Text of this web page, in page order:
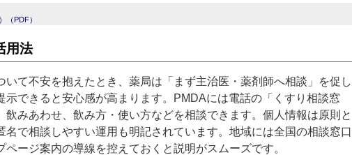
（PDF）
用法
て不安を抱えたとき、薬局は「まず主治医・薬剤師へ相談」を促し
示できると安心感が高まります。PMDAには電話の「くすり相談窓
飲みあわせ、飲み方・使い方などを相談できます。個人情報は原則と
名で相談しやすい運用も明記されています。地域には全国の相談窓口
ージ案内の導線を控えておくと説明がスムーズです。